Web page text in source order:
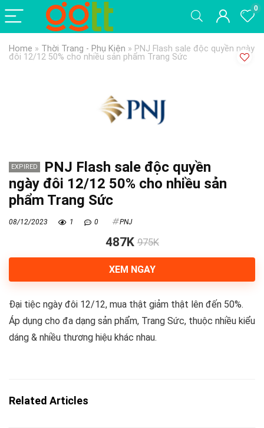
0
Home » Thời Trang - Phụ Kiện » PNJ Flash sale độc quyền ngày
đôi 12/12 50% cho nhiều sản phẩm Trang Sức
EXPIRED
PNJ Flash sale độc quyền
ngày đôi 12/12 50% cho nhiều sản
phẩm Trang Sức
08/12/2023 1 0 PNJ
487K 975K
XEM NGAY
Đại tiệc ngày đôi 12/12, mua thật giảm thật lên đến 50%.
Áp dụng cho đa dạng sản phẩm, Trang Sức, thuộc nhiều kiểu
dáng & nhiều thương hiệu khác nhau.
Related Articles